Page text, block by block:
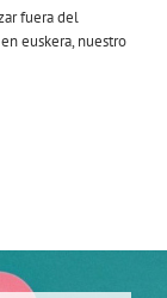
fuera del
euskera, nuestro